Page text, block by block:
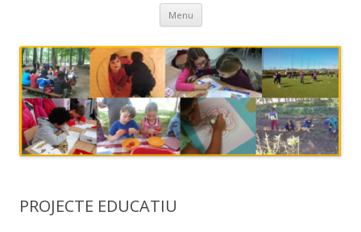
Menu Skip
content
PROJECTE EDUCATIU